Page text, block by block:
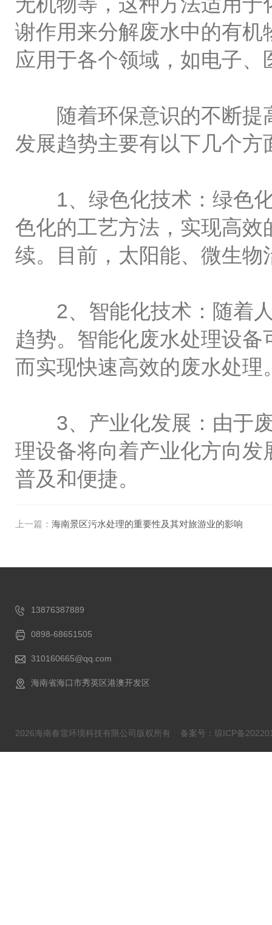
谢作用来分解废水中的有
应用于各个领域，如电子
随着环保意识的不断提
发展趋势主要有以下几个方
1、绿色化技术：绿色化
色化的工艺方法，实现高
续。目前，太阳能、微生
2、智能化技术：随着人
趋势。智能化废水处理设
而实现快速高效的废水处理
3、产业化发展：由于废
理设备将向着产业化方向
普及和便捷。
上一篇： 海南景区污水处理的重要性及其对旅游业的影响
13876387889
0898-68651505
310160665@qq.com
海南省海口市秀英区港澳开发区
2026海南春雷环境科技有限公司版权所有 备案号：琼ICP备